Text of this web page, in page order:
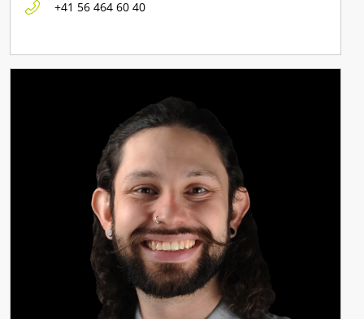
+41 56 464 60 40